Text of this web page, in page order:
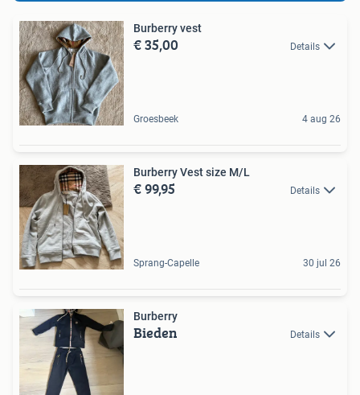
Burberry vest
€ 35,00 Details
Groesbeek 4 aug 26
Burberry Vest size M/L
€ 99,95 Details
Sprang-Capelle 30 jul 26
Burberry
Bieden Details